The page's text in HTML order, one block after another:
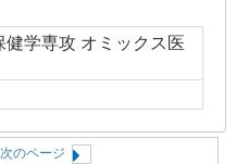
学専攻 オミックス医
次のページ